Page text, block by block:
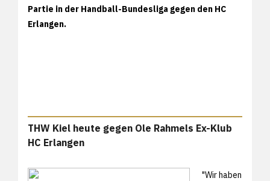
Partie in der Handball-Bundesliga gegen den HC
Erlangen.
THW Kiel heute gegen Ole Rahmels Ex-Klub
HC Erlangen
"Wir haben